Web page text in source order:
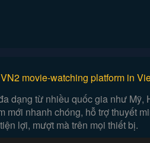
movie-watching platform in
dạng từ nhiều quốc gia như
nhanh chóng, hỗ trợ thuyết
lợi, mượt mà trên mọi thiết bị.